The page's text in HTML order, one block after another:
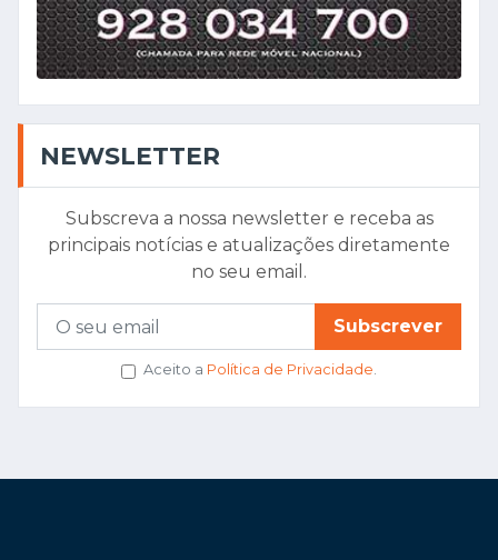
NEWSLETTER
Subscreva a nossa newsletter e receba as
principais notícias e atualizações diretamente
no seu email.
Subscrever
Aceito a Política de Privacidade.